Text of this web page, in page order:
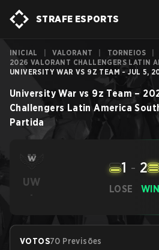
STRAFE ESPORTS
INICIAL VALORANT TORNEIOS
2026 VALORANT CHALLENGERS LATIN
UNIVERSITY WAR VS 9Z TEAM - JUL 5,
University War vs 9z Team –
Challengers Latin America
Partida
UW
-
LOSE
1 - 2
WIN
VOTOS70 Previsões